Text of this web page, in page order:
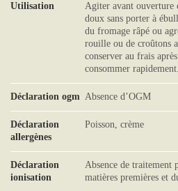
Utilisation
Agiter avant ouverture
doux sans porter à
du fromage râpé ou
rouille ou de croûtons
conserver au frais
consommer rapidement.
Déclaration ogm Absence d’OGM
Déclaration
allergènes
Poisson, crème
Déclaration
ionisation
Absence de traitement
matières premières et